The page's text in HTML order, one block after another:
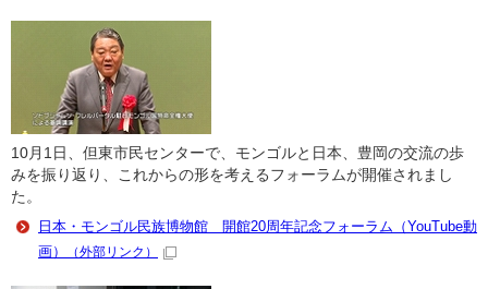
10月1日、但東市民センターで、モンゴルと日本、豊岡の交流の歩
みを振り返り、これからの形を考えるフォーラムが開催されまし
た。
日本・モンゴル民族博物館 開館20周年記念フォーラム（YouTube動
画）
（外部リンク）